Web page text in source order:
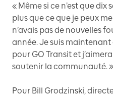
« Même si ce n’est que dix
plus que ce que je peux
n’avais pas de nouvelles
année. Je suis
pour GO Transit et
soutenir la communauté. »
Pour Bill Grodzinski,